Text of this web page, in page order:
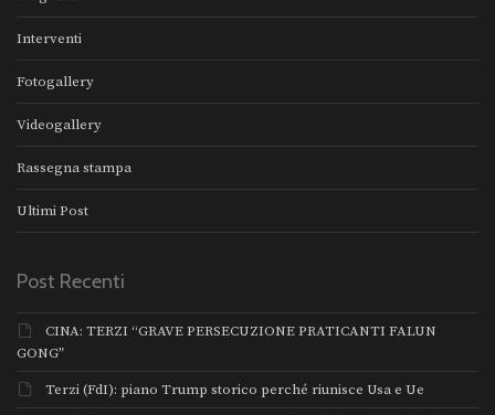
Interventi
Fotogallery
Videogallery
Rassegna stampa
Ultimi Post
Post Recenti
CINA: TERZI “GRAVE PERSECUZIONE PRATICANTI FALUN
GONG”
Terzi (FdI): piano Trump storico perché riunisce Usa e Ue